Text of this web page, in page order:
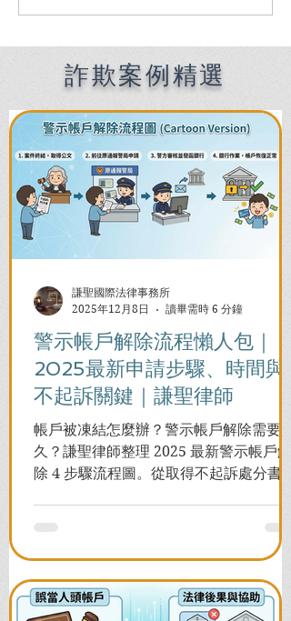
辦？高雄刑事律師曝爭取
詐欺案例精選
警示帳戶解除流程懶人包｜
2025最新申請步驟、時間與
不起訴關鍵｜謙聖律師
帳戶被凍結怎麼辦？警示帳戶解除需要多
久？謙聖律師整理 2025 最新警示帳戶解
除 4 步驟流程圖。從取得不起訴處分書到
謙聖國際法律事務所
2025年12月8日
讀畢需時 6 分鐘